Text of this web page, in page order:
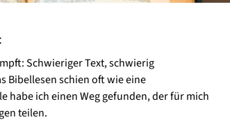
Schwieriger Text, schwierig
Bibellesen schien oft wie eine
ich einen Weg gefunden, der für mich
teilen.